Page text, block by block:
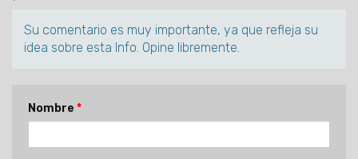
Su comentario es muy importante, ya que refleja su
idea sobre esta Info. Opine libremente.
Nombre